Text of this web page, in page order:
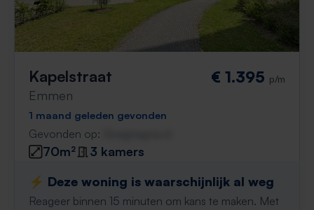
Kapelstraat
Emmen
€ 1.395 p/m
1 maand geleden gevonden
Gevonden op:
70m²
3 kamers
⚡️ Deze woning is waarschijnlijk al weg
Reageer binnen 15 minuten om kans te maken. Met